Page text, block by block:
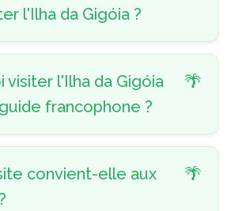
l'Ilha da Gigóia ?
visiter l'Ilha da Gigóia
francophone ?
convient-elle aux